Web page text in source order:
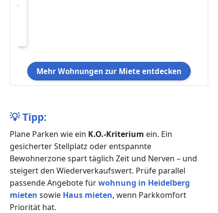
Mehr Wohnungen zur Miete entdecken
💡Tipp:
Plane Parken wie ein K.O.-Kriterium ein. Ein
gesicherter Stellplatz oder entspannte
Bewohnerzone spart täglich Zeit und Nerven – und
steigert den Wiederverkaufswert. Prüfe parallel
passende Angebote fürwohnung in Heidelberg
mieten sowie Haus mieten, wenn Parkkomfort
Priorität hat.